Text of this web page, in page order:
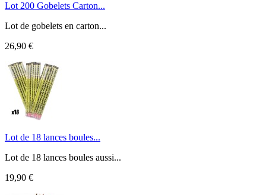
Lot 200 Gobelets Carton...
Lot de gobelets en carton...
26,90 €
Lot de 18 lances boules...
Lot de 18 lances boules aussi...
19,90 €